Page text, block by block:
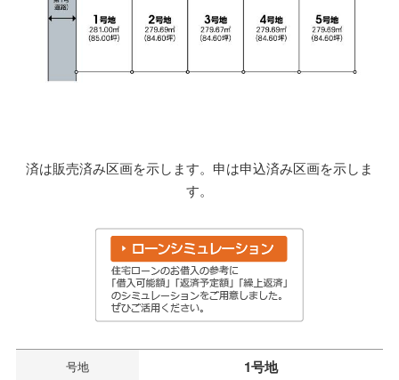
済は販売済み区画を示します。申は申込済み区画を示しま
す。
号地 1号地